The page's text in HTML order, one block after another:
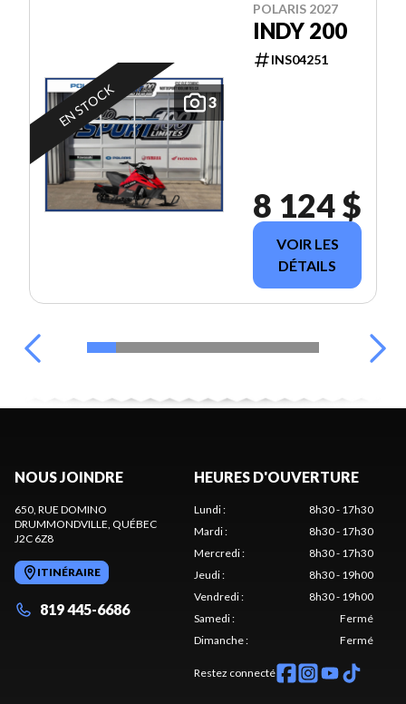
3
EN STOCK
POLARIS 2027
INDY 200
INS04251
8 124 $
VOIR LES
DÉTAILS
NOUS JOINDRE
650, RUE DOMINO
DRUMMONDVILLE, QUÉBEC
J2C 6Z8
ITINÉRAIRE
819 445-6686
HEURES D'OUVERTURE
Lundi:
8h30 - 17h30
Mardi:
8h30 - 17h30
Mercredi:
8h30 - 17h30
Jeudi:
8h30 - 19h00
Vendredi:
8h30 - 19h00
Samedi:
Fermé
Dimanche: Fermé
Restez connecté